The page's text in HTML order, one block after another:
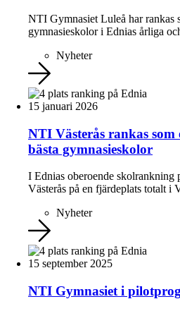
NTI Gymnasiet Luleå har rankas
gymnasieskolor i Ednias årliga
Nyheter
15 januari 2026
NTI Västerås rankas som
bästa gymnasieskolor
I Ednias oberoende skolrankning
Västerås på en fjärdeplats totalt i
Nyheter
15 september 2025
NTI Gymnasiet i